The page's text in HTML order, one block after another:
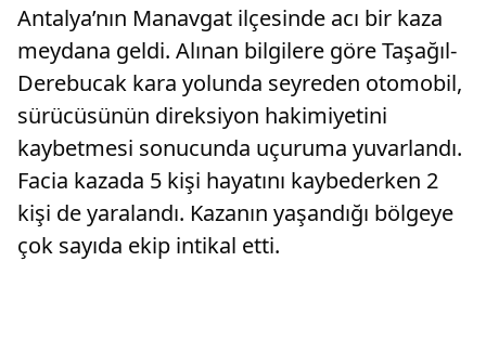
Antalya’nın Manavgat ilçesinde acı bir kaza
meydana geldi. Alınan bilgilere göre Taşağıl-
Derebucak kara yolunda seyreden otomobil,
sürücüsünün direksiyon hakimiyetini
kaybetmesi sonucunda uçuruma yuvarlandı.
Facia kazada 5 kişi hayatını kaybederken 2
kişi de yaralandı. Kazanın yaşandığı bölgeye
çok sayıda ekip intikal etti.